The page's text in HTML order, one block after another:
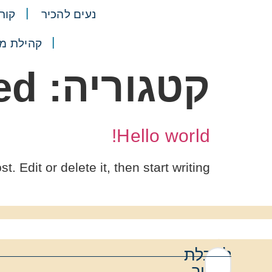
נעים להכיר
קהילת
קטגוריה:
Hello world!
Edit or delete it, then start writing!
לקבלת